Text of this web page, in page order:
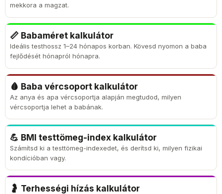
mekkora a magzat.
📏 Babaméret kalkulátor
Ideális testhossz 1–24 hónapos korban. Kövesd nyomon a baba
fejlődését hónapról hónapra.
🩸 Baba vércsoport kalkulátor
Az anya és apa vércsoportja alapján megtudod, milyen
vércsoportja lehet a babának.
💪 BMI testtömeg-index kalkulátor
Számítsd ki a testtömeg-indexedet, és derítsd ki, milyen fizikai
kondícióban vagy.
🤰 Terhességi hízás kalkulátor